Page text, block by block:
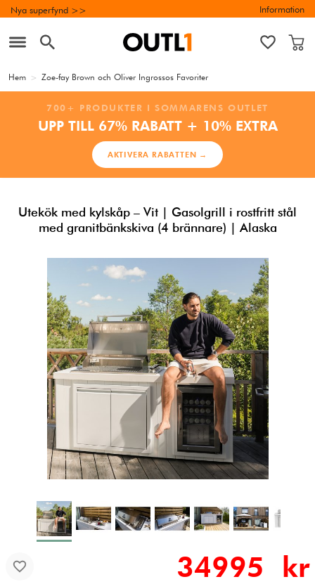
Nya superfynd >> Information
Hem > Zoe-fay Brown och Oliver Ingrossos Favoriter
700+ PRODUKTER I SOMMARENS OUTLET
UPP TILL 67% RABATT + 10% EXTRA
AKTIVERA RABATTEN →
Utekök med kylskåp – Vit | Gasolgrill i rostfritt stål
med granitbänkskiva (4 brännare) | Alaska
34995 kr